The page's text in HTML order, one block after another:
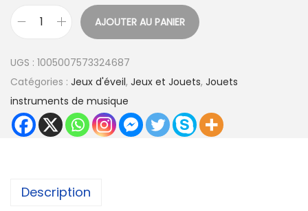
a
n
t
AJOUTER AU PANIER
UGS : 1005007573324687
Catégories : Jeux d'éveil, Jeux et Jouets, Jouets
instruments de musique
Description